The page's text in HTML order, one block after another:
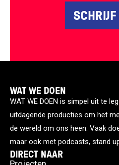
WAT WE DOEN
WAT WE DOEN is simpel uit te
uitdagende producties om het
de wereld om ons heen. Vaak
maar ook met podcasts, stand
DIRECT NAAR